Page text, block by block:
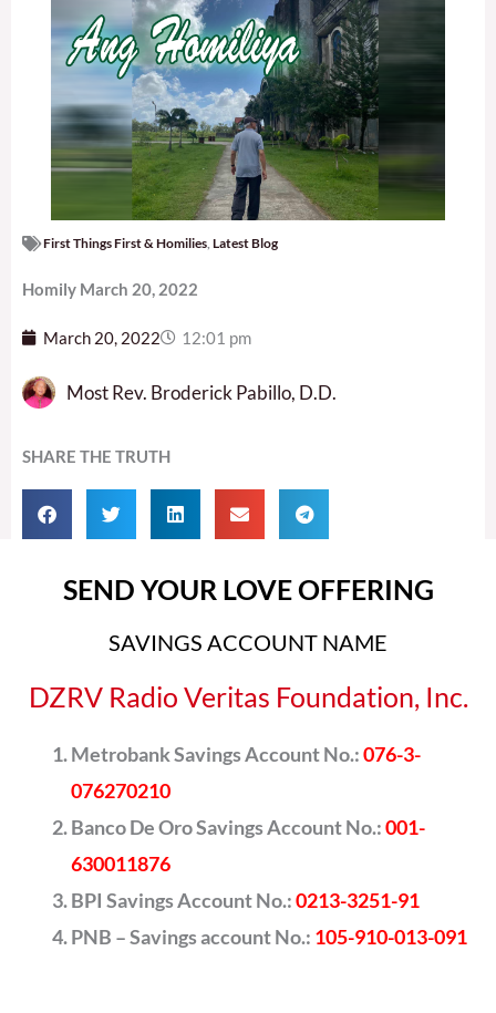
First Things First & Homilies Latest Blog
Homily March 20, 2022
March 20, 2022 12:01 pm
Most Rev. Broderick Pabillo, D.D.
SHARE THE TRUTH
SEND YOUR LOVE OFFERING
SAVINGS ACCOUNT NAME
DZRV Radio Veritas Foundation, Inc.
Metrobank Savings Account No.:076-3-
076270210
Banco De Oro Savings Account No.:001-
630011876
BPI Savings Account No.:0213-3251-91
PNB – Savings account No.: 105-910-013-091